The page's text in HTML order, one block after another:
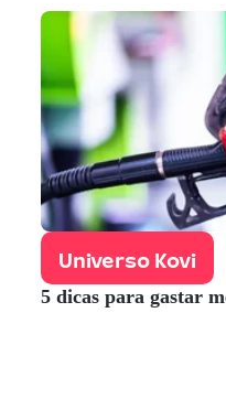
Universo Kovi
5 dicas para gastar